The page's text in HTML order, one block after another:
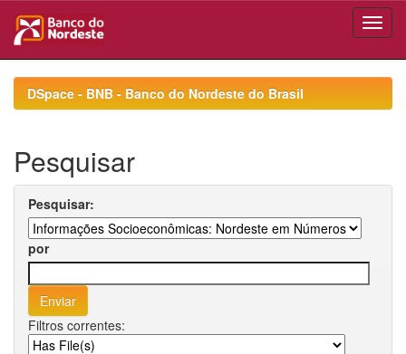
navigationDSpace - BNB - Banco do Nordeste do Brasil
Pesquisar
Pesquisar:
por
Filtros correntes: